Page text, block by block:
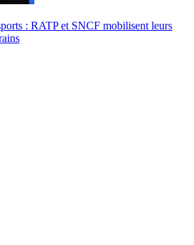
: RATP et SNCF mobilisent leurs